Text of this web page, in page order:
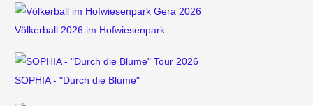
Völkerball 2026 im Hofwiesenpark
SOPHIA - "Durch die Blume"